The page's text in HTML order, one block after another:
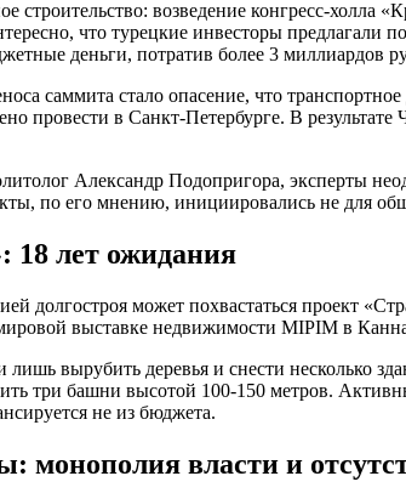
строительство: возведение конгресс-холла
что турецкие инвесторы предлагали
деньги, потратив более 3 миллиардов
саммита стало опасение, что
провести в Санкт-Петербурге. В
Александр Подопригора, эксперты
по его мнению, инициировались не для
18 лет ожидания
долгостроя может похвастаться проект
выставке недвижимости MIPIM в
вырубить деревья и снести несколько
три башни высотой 100-150 метров.
не из бюджета.
монополия власти и